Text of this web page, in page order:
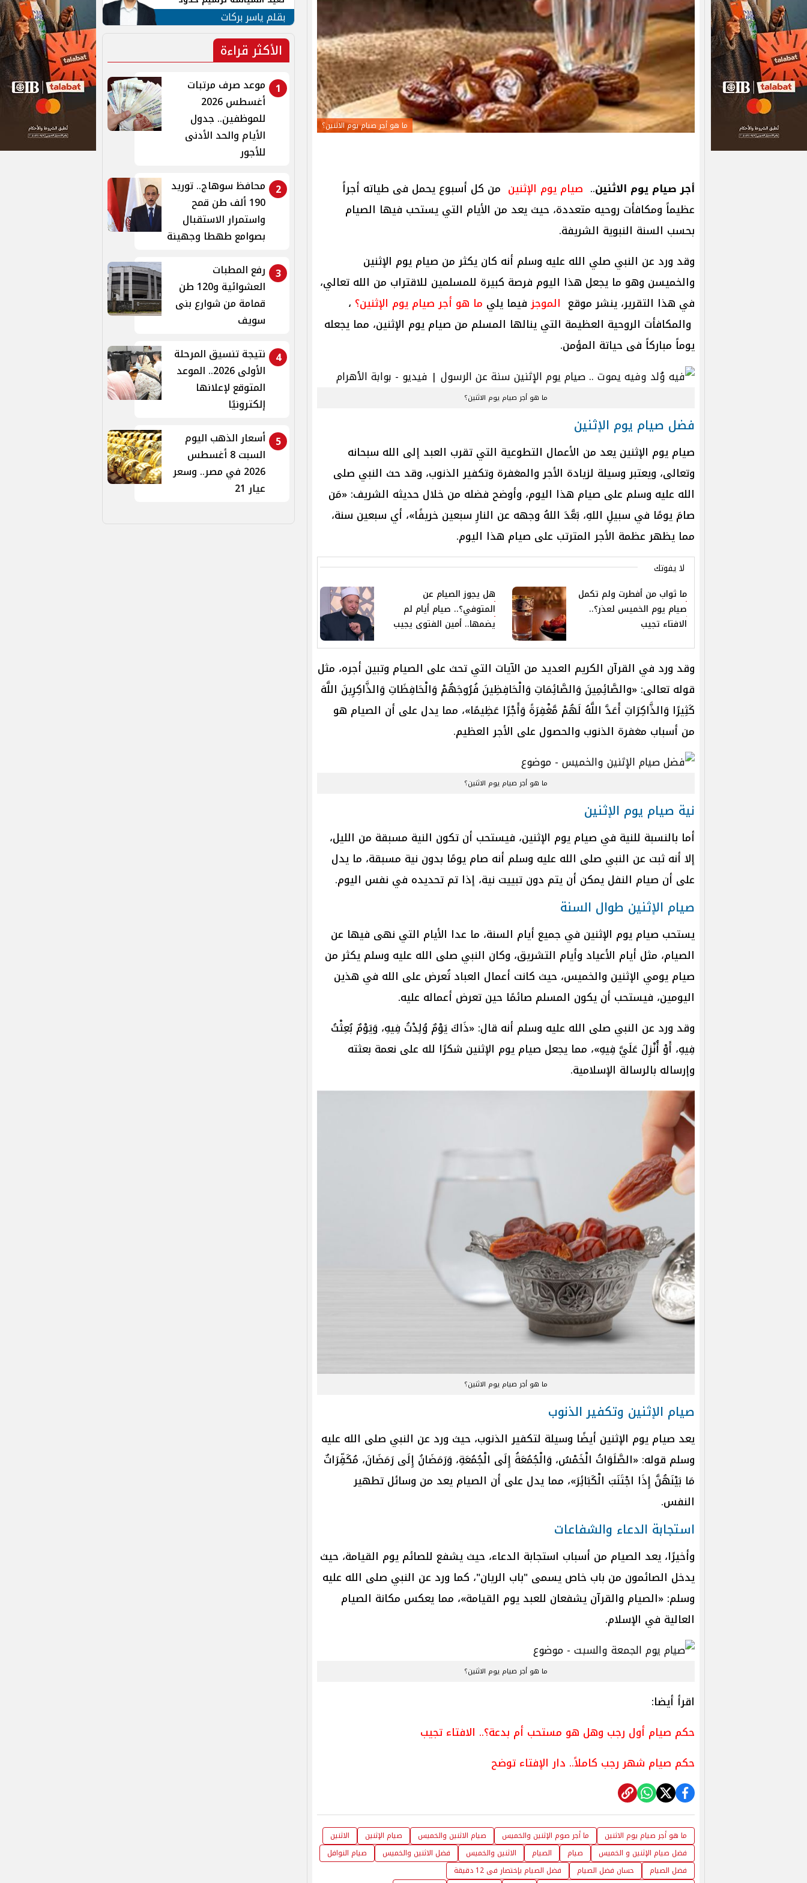
ما هو أجر صيام يوم الاثنين؟
أجر صيام يوم الاثنين.. صيام يوم الإثنين من كل أسبوع يحمل فى طياته أجراً
عظيماً ومكافأت روحيه متعددة، حيث يعد من الأيام التي يستحب فيها الصيام
بحسب السنة النبوية الشريفة.
وقد ورد عن النبي صلي الله عليه وسلم أنه كان يكثر من صيام يوم الإثنين
والخميسن وهو ما يجعل هذا اليوم فرصة كبيرة للمسلمين للاقتراب من الله تعالي،
في هذا التقرير، ينشر موقع الموجزفيما يلي ما هو أجر صيام يوم الإثنين؟ ،
والمكافأت الروحية العظيمة التي ينالها المسلم من صيام يوم الإثنين، مما يجعله
يوماً مباركاً فى حياتة المؤمن.
ما هو أجر صيام يوم الاثنين؟
فضل صيام يوم الإثنين
صيام يوم الإثنين يعد من الأعمال التطوعية التي تقرب العبد إلى الله سبحانه
وتعالى، ويعتبر وسيلة لزيادة الأجر والمغفرة وتكفير الذنوب، وقد حث النبي صلى
الله عليه وسلم على صيام هذا اليوم، وأوضح فضله من خلال حديثه الشريف: «مَن
صامَ يومًا في سبيلِ اللهِ، بَعَّدَ اللهُ وجهه عن النارِ سبعين خريفًا»، أي سبعين سنة،
مما يظهر عظمة الأجر المترتب على صيام هذا اليوم.
لا يفوتك
ما ثواب من أفطرت ولم تكمل
صيام يوم الخميس لعذر؟..
الافتاء تجيب
هل يجوز الصيام عن
المتوفي؟.. صيام أيام لم
يضمها.. أمين الفتوى يجيب
وقد ورد في القرآن الكريم العديد من الآيات التي تحث على الصيام وتبين أجره، مثل
قوله تعالى: «والصَّائِمِينَ وَالصَّائِمَاتِ وَالْحَافِظِينَ فُرُوجَهُمْ وَالْحَافِظَاتِ وَالذَّاكِرِينَ اللَّهَ
كَثِيرًا وَالذَّاكِرَاتِ أَعَدَّ اللَّهُ لَهُمْ مَّغْفِرَةً وَأَجْرًا عَظِيمًا»، مما يدل على أن الصيام هو
من أسباب مغفرة الذنوب والحصول على الأجر العظيم.
ما هو أجر صيام يوم الاثنين؟
نية صيام يوم الإثنين
أما بالنسبة للنية في صيام يوم الإثنين، فيستحب أن تكون النية مسبقة من الليل،
إلا أنه ثبت عن النبي صلى الله عليه وسلم أنه صام يومًا بدون نية مسبقة، ما يدل
على أن صيام النفل يمكن أن يتم دون تبييت نية، إذا تم تحديده في نفس اليوم.
صيام الإثنين طوال السنة
يستحب صيام يوم الإثنين في جميع أيام السنة، ما عدا الأيام التي نهى فيها عن
الصيام، مثل أيام الأعياد وأيام التشريق، وكان النبي صلى الله عليه وسلم يكثر من
صيام يومي الإثنين والخميس، حيث كانت أعمال العباد تُعرض على الله في هذين
اليومين، فيستحب أن يكون المسلم صائمًا حين تعرض أعماله عليه.
وقد ورد عن النبي صلى الله عليه وسلم أنه قال: «ذَاكَ يَوْمٌ وُلِدْتُ فِيهِ، وَيَوْمٌ بُعِثْتُ
فِيهِ، أَوْ أُنْزِلَ عَلَيَّ فِيهِ»، مما يجعل صيام يوم الإثنين شكرًا لله على نعمة بعثته
وإرساله بالرسالة الإسلامية.
ما هو أجر صيام يوم الاثنين؟
صيام الإثنين وتكفير الذنوب
يعد صيام يوم الإثنين أيضًا وسيلة لتكفير الذنوب، حيث ورد عن النبي صلى الله عليه
وسلم قوله: «الصَّلَوَاتُ الْخَمْسُ، وَالْجُمُعَةُ إِلَى الْجُمُعَةِ، وَرَمَضَانُ إِلَى رَمَضَانَ، مُكَفِّرَاتٌ
مَا بَيْنَهُنَّ إِذَا اجْتَنَبَ الْكَبَائِرَ»، مما يدل على أن الصيام يعد من وسائل تطهير
النفس.
استجابة الدعاء والشفاعات
وأخيرًا، يعد الصيام من أسباب استجابة الدعاء، حيث يشفع للصائم يوم القيامة، حيث
يدخل الصائمون من باب خاص يسمى "باب الريان"، كما ورد عن النبي صلى الله عليه
وسلم: «الصيام والقرآن يشفعان للعبد يوم القيامة»، مما يعكس مكانة الصيام
العالية في الإسلام.
ما هو أجر صيام يوم الاثنين؟
اقرأ أيضا:
حكم صيام أول رجب وهل هو مستحب أم بدعة؟.. الافتاء تجيب
حكم صيام شهر رجب كاملاً.. دار الإفتاء توضح
ما هو أجر صيام يوم الاثنين ما أجر صوم الإثنين والخميس صيام الاثنين والخميس صيام الإثنين
الاثنين
فضل صيام الإثنين و الخميس
صيام الصيام الاثنين والخميس فضل الاثنين والخميس
صيام النوافل
فضل الصيام
حسان فضل الصيام
فضل الصيام بإختصار فى 12 دقيقة
الأمن القومي العربي
بقلم ياسر بركات
الأكثر قراءة
1
موعد صرف مرتبات
أغسطس 2026
للموظفين.. جدول
الأيام والحد الأدنى
للأجور
2
محافظ سوهاج.. توريد
190 ألف طن قمح
واستمرار الاستقبال
بصوامع طهطا وجهينة
3 رفع المطبات
العشوائية و120 طن
قمامة من شوارع بنى
سويف
4
نتيجة تنسيق المرحلة
الأولى 2026.. الموعد
المتوقع لإعلانها
إلكترونيًا
5
أسعار الذهب اليوم
السبت 8 أغسطس
2026 في مصر.. وسعر
عيار 21